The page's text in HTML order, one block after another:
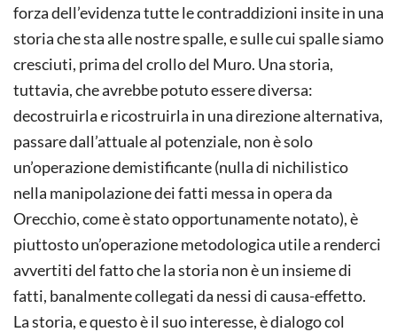
forza dell’evidenza tutte le contraddizioni insite in una
storia che sta alle nostre spalle, e sulle cui spalle siamo
cresciuti, prima del crollo del Muro. Una storia,
tuttavia, che avrebbe potuto essere diversa:
decostruirla e ricostruirla in una direzione alternativa,
passare dall’attuale al potenziale, non è solo
un’operazione demistificante (nulla di nichilistico
nella manipolazione dei fatti messa in opera da
Orecchio, come è stato opportunamente notato), è
piuttosto un’operazione metodologica utile a renderci
avvertiti del fatto che la storia non è un insieme di
fatti, banalmente collegati da nessi di causa-effetto.
La storia, e questo è il suo interesse, è dialogo col